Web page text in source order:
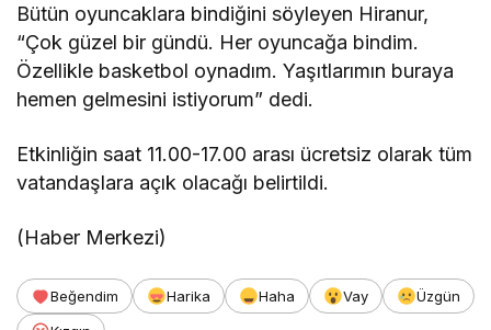
Bütün oyuncaklara bindiğini söyleyen Hiranur,
“Çok güzel bir gündü. Her oyuncağa bindim.
Özellikle basketbol oynadım. Yaşıtlarımın buraya
hemen gelmesini istiyorum” dedi.
Etkinliğin saat 11.00-17.00 arası ücretsiz olarak tüm
vatandaşlara açık olacağı belirtildi.
(Haber Merkezi)
Beğendim Harika Haha Vay
Üzgün